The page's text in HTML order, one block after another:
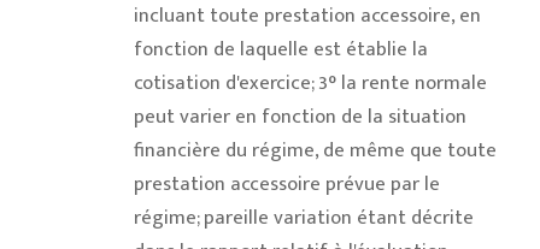
incluant toute prestation accessoire, en
fonction de laquelle est établie la
cotisation d'exercice; 3° la rente normale
peut varier en fonction de la situation
financière du régime, de même que toute
prestation accessoire prévue par le
régime; pareille variation étant décrite